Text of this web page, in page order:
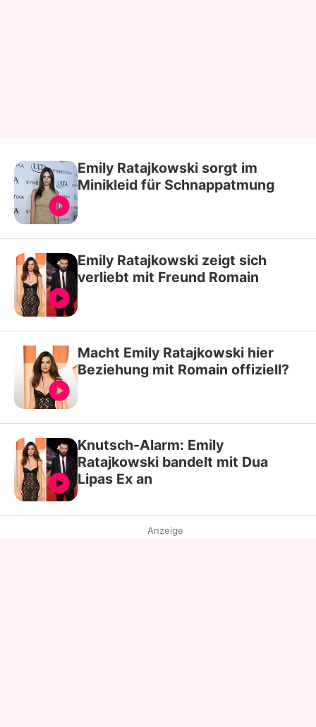
Emily Ratajkowski sorgt im
Minikleid für Schnappatmung
Emily Ratajkowski zeigt sich
verliebt mit Freund Romain
Macht Emily Ratajkowski hier
Beziehung mit Romain offiziell?
Knutsch-Alarm: Emily
Ratajkowski bandelt mit Dua
Lipas Ex an
Anzeige